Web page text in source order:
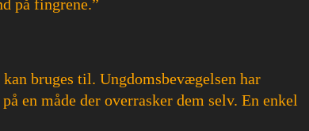
på fingrene.”
bruges til. Ungdomsbevægelsen har
en måde der overrasker dem selv. En enkel